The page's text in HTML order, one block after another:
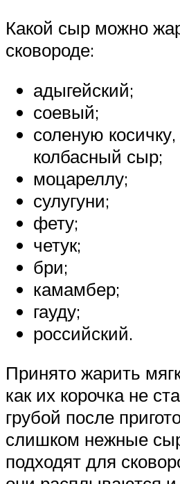
Какой сыр можно
сковороде:
адыгейский;
соевый;
соленую
колбасный сыр;
моцареллу;
сулугуни;
фету;
четук;
бри;
камамбер;
гауду;
российский.
Принято жарить
как их корочка не
грубой после
слишком нежные
подходят для